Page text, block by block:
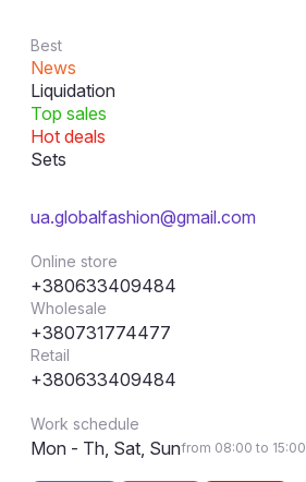
Best
News
Liquidation
Top sales
Hot deals
Sets
ua.globalfashion@gmail.com
Online store
+380633409484
Wholesale
+380731774477
Retail
+380633409484
Work schedule
Mon - Th, Sat, Sunfrom 08:00 to 15:00